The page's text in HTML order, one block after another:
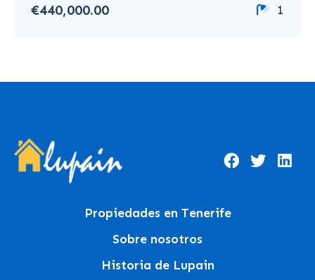
€440,000.00 1
Propiedades en Tenerife
Sobre nosotros
Historia de Lupain